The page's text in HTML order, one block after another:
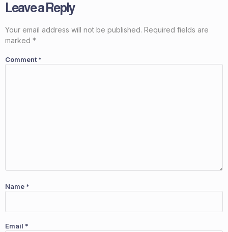
Leave a Reply
Your email address will not be published. Required fields are
marked *
Comment *
Name *
Email *